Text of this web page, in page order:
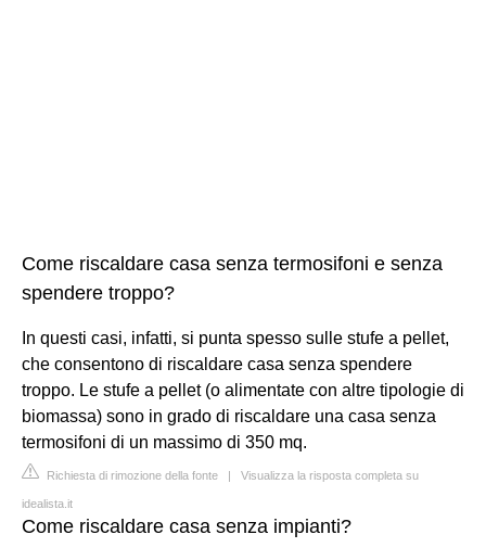
Come riscaldare casa senza termosifoni e senza
spendere troppo?
In questi casi, infatti, si punta spesso sulle stufe a pellet,
che consentono di riscaldare casa senza spendere
troppo. Le stufe a pellet (o alimentate con altre tipologie di
biomassa) sono in grado di riscaldare una casa senza
termosifoni di un massimo di 350 mq.
Richiesta di rimozione della fonte | Visualizza la risposta completa su
idealista.it
Come riscaldare casa senza impianti?